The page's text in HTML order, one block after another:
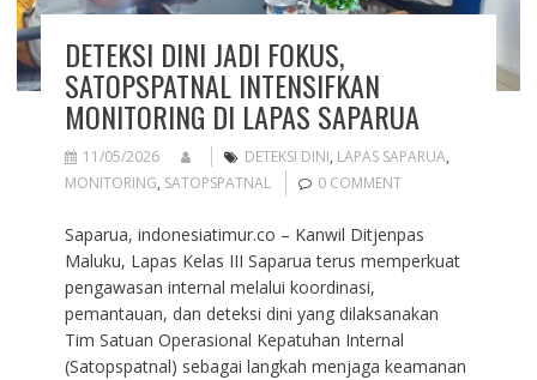
DETEKSI DINI JADI FOKUS,
SATOPSPATNAL INTENSIFKAN
MONITORING DI LAPAS SAPARUA
11/05/2026 DETEKSI DINI, LAPAS SAPARUA,
MONITORING, SATOPSPATNAL 0 COMMENT
Saparua, indonesiatimur.co – Kanwil Ditjenpas
Maluku, Lapas Kelas III Saparua terus memperkuat
pengawasan internal melalui koordinasi,
pemantauan, dan deteksi dini yang dilaksanakan
Tim Satuan Operasional Kepatuhan Internal
(Satopspatnal) sebagai langkah menjaga keamanan